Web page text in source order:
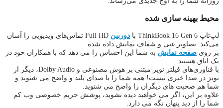
محیط بهینه سازی شده
لپ‌تاپ ThinkBook 16 Gen 6 با دوربین
Full HD تماس‌های ویدیویی را آسان
می‌کند. تصاویر غنی و شفاف نمایش داده شده
بر روی صفحه نمایش به شما این احساس را می دهد که با همکاران خود در
یک اتاق هستید.
با فناوری‌های فیلتر نویز مبتنی بر هوش مصنوعی و Dolby Audio، دیگر از
نویز در صدا خبری نیست! همه شما را با صدای بلند و واضح می شنوند و
شما هم صحبت های دیگران را واضح می شنوید.
علاوه بر این، اگر می خواهید دیده نشوید، پوشش حریم خصوصی وب کم
شما را از دید پنهان نگه می دارد.